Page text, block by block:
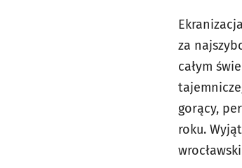
za
całym
gorący,
roku.